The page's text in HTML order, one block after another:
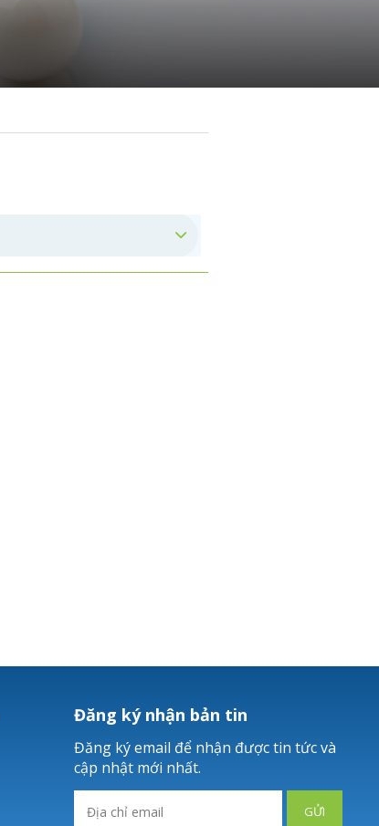
Đăng ký nhận bản tin
Đăng ký email để nhận được tin tức và
cập nhật mới nhất.
GỬI